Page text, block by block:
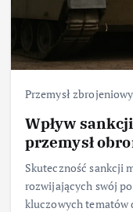
Przemysł zbrojeniowy
Wpływ
przemysł
Skuteczność sankcji
rozwijających swój
kluczowych tematów